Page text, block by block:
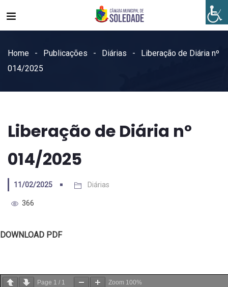
Home Publicações Diárias
Liberação de Diária nº
014/2025
Liberação de Diária nº
014/2025
11/02/2025 Diárias
366
DOWNLOAD PDF
Page 1 / 1 Zoom 100%